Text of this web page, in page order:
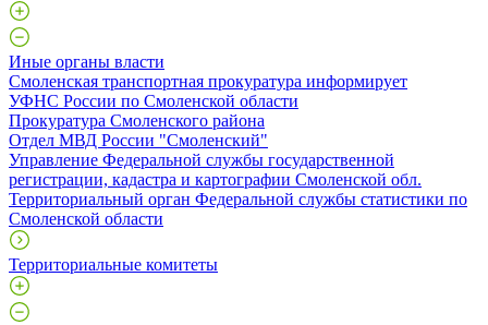
Иные органы власти
Смоленская транспортная прокуратура информирует
УФНС России по Смоленской области
Прокуратура Смоленского района
Отдел МВД России "Смоленский"
Управление Федеральной службы государственной
регистрации, кадастра и картографии Смоленской обл.
Территориальный орган Федеральной службы статистики по
Смоленской области
Территориальные комитеты